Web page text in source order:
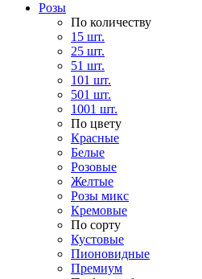
Розы
По количеству
15 шт.
25 шт.
51 шт.
101 шт.
501 шт.
1001 шт.
По цвету
Красные
Белые
Розовые
Желтые
Розы микс
Кремовые
По сорту
Кустовые
Пионовидные
Премиум